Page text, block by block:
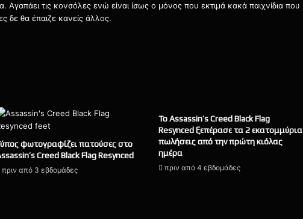
Αγαπάει τις κονσόλες ενώ είναι ίσως ο μόνος που εκτιμά κακά παιχνίδια που
δε θα έπαιζε κανείς άλλος.
φωτογραφίζει πατούσες στο
Creed Black Flag Resynced
πριν από 3 εβδομάδες
Το Assassin’s Creed Black Flag
Resynced ξεπέρασε τα 2 εκατομμύρια
πωλήσεις από την πρώτη κιόλας
ημέρα
πριν από 4 εβδομάδες